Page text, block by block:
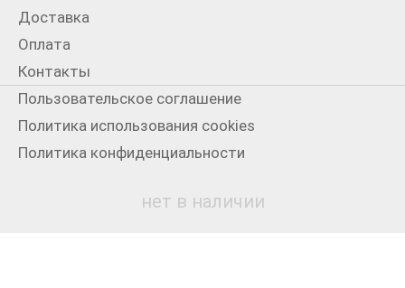
нет в наличии
Доставка
Оплата
Контакты
Пользовательское соглашение
Политика использования cookies
Политика конфиденциальности